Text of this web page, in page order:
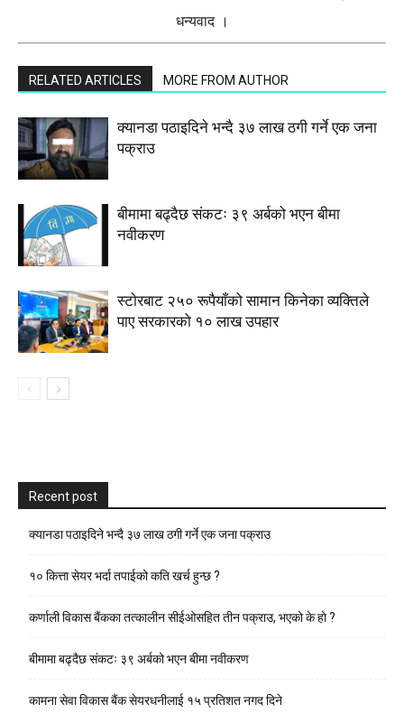
धन्यवाद ।
RELATED ARTICLES MORE FROM AUTHOR
क्यानडा पठाइदिने भन्दै ३७ लाख ठगी गर्ने एक जना
पक्राउ
बीमामा बढ्दैछ संकटः ३९ अर्बको भएन बीमा
नवीकरण
स्टाेरबाट २५० रूपैयाँको सामान किनेका व्यक्तिले
पाए सरकारको १० लाख उपहार
Recent post
क्यानडा पठाइदिने भन्दै ३७ लाख ठगी गर्ने एक जना पक्राउ
१० कित्ता सेयर भर्दा तपाईको कति खर्च हुन्छ ?
कर्णाली विकास बैंकका तत्कालीन सीईओसहित तीन पक्राउ, भएकाे के हाे ?
बीमामा बढ्दैछ संकटः ३९ अर्बको भएन बीमा नवीकरण
कामना सेवा विकास बैंक सेयरधनीलाई १५ प्रतिशत नगद दिने